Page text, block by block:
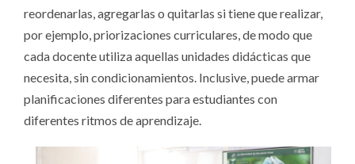
reordenarlas, agregarlas o quitarlas si tiene que realizar,
por ejemplo, priorizaciones curriculares, de modo que
cada docente utiliza aquellas unidades didácticas que
necesita, sin condicionamientos. Inclusive, puede armar
planificaciones diferentes para estudiantes con
diferentes ritmos de aprendizaje.